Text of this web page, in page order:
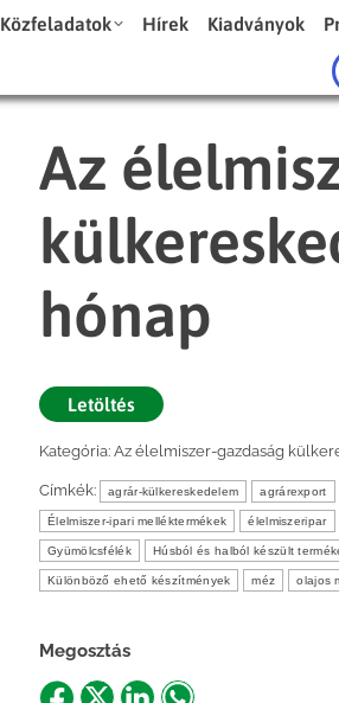
Közfeladatok Hírek Kiadványok
Az
hónap
Letöltés
Kategória: Az élelmiszer-gazdaság
Címkék: agrár-külkereskedelem agrárexport
Élelmiszer-ipari melléktermékek élelmiszeripar
Gyümölcsfélék Húsból és halból készült
Különböző ehető készítmények méz olajos
Megosztás